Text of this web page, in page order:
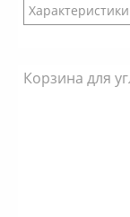
Характеристики
Корзина для